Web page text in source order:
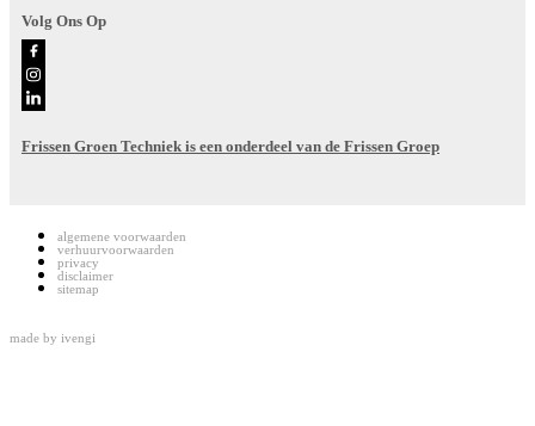
Volg Ons Op
Frissen Groen Techniek is een onderdeel van de Frissen Groep
algemene voorwaarden
verhuurvoorwaarden
privacy
disclaimer
sitemap
made by ivengi